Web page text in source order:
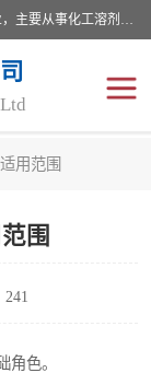
济南汇丰达化工有限公司是一家民营股份制精细化工企业，主要从事化工溶剂、药用辅料、合成中间体等深加工产品的研制开发、生产、销售和进出口贸易。主营产品：环氧丙烷，十二烷基苯，甲基磺酸，磺酸，DMF，DMAC，甘油，苯甲醇，乙酰氯，甲基丙烯酸，甲基丙烯酸甲酯，叔丁醇，异辛酸，二乙烯三胺，一乙，二乙‎，三乙醇胺，原乙酸三甲酯等化工产品及中间体。欢迎各界朋友洽谈咨询业务。
用范围
围
色。
料